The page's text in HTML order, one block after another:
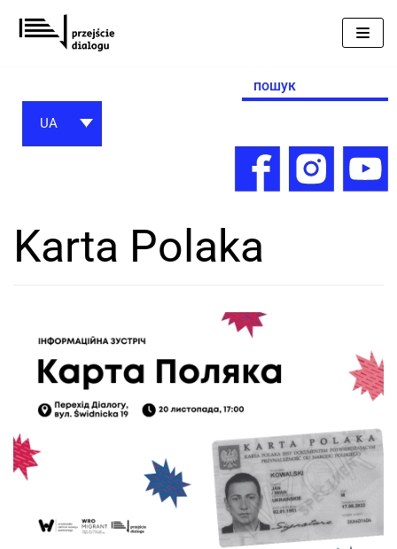
Перейти
до
Search
for:
UA
Karta Polaka